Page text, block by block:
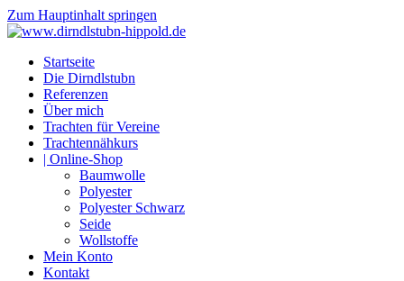
Zum Hauptinhalt springen
Startseite
Die Dirndlstubn
Referenzen
Über mich
Trachten für Vereine
Trachtennähkurs
| Online-Shop
Baumwolle
Polyester
Polyester Schwarz
Seide
Wollstoffe
Mein Konto
Kontakt